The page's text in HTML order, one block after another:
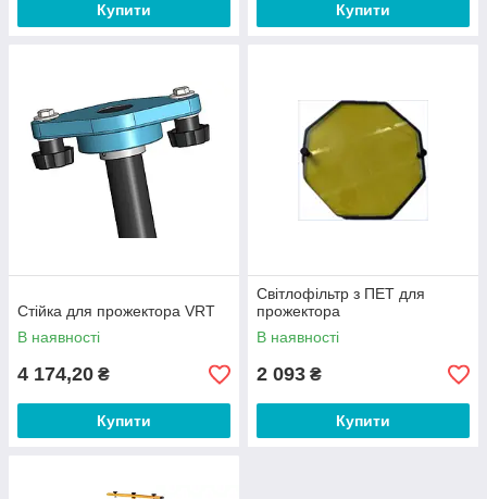
Купити Купити
Стійка для прожектора VRT
В наявності
4 174,20 ₴
Купити
Світлофільтр з ПЕТ для
прожектора
В наявності
2 093 ₴
Купити